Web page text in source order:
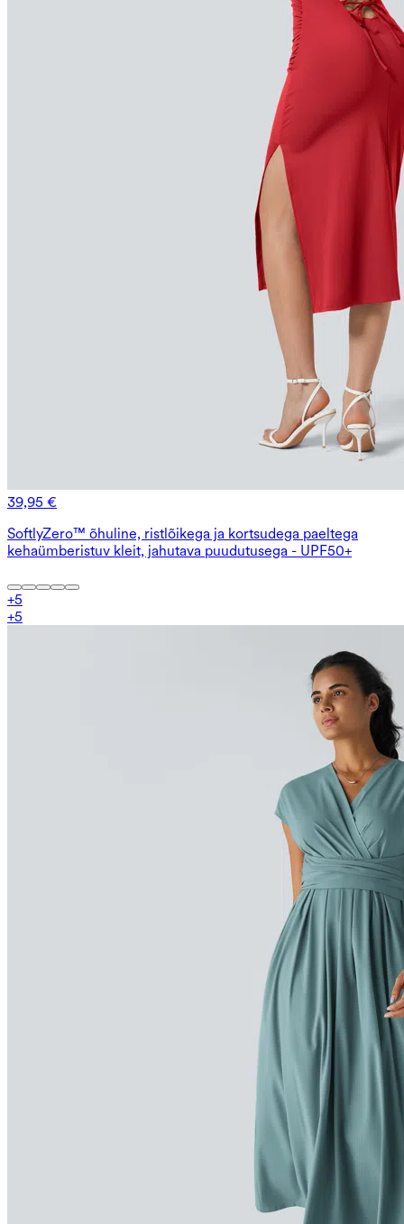
39,95 €
SoftlyZero™ õhuline, ristlõikega ja kortsudega paeltega
kehaümberistuv kleit, jahutava puudutusega - UPF50+
+5
+5